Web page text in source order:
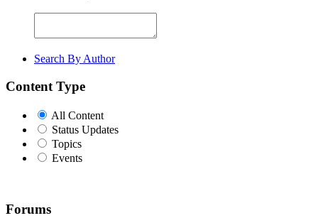
Search By Author
Content Type
All Content
Status Updates
Topics
Events
Forums